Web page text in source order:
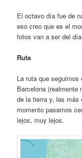
El octavo día fue de
eso creo que es el
fotos van a ser del
Ruta
La ruta que
Barcelona
de la tierra y, las
momento pasamos
lejos, muy lejos.